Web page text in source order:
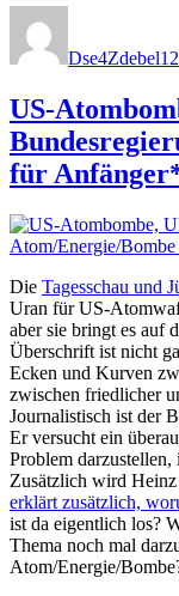
Dse4Zdebel
US-
für
Die Tagesschau und
Uran für US-
aber sie bringt es auf
Überschrift ist nicht
Ecken und Kurven
zwischen friedlicher
Journalistisch ist der
Er versucht ein
Problem
Zusätzlich wird Heinz
erklärt zusätzlich,
ist da eigentlich los?
Thema noch mal
Atom/Energie/